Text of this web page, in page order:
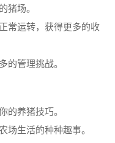
猪场。
常运转，获得更多的收
的管理挑战。
的养猪技巧。
场生活的种种趣事。